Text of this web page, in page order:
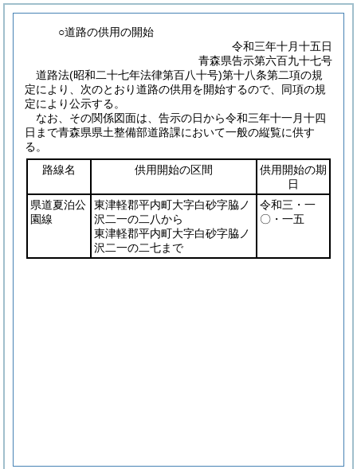
○道路の供用の開始
令和三年十月十五日
青森県告示第六百九十七号
道路法(昭和二十七年法律第百八十号)第十八条第二項の規
定により、次のとおり道路の供用を開始するので、同項の規
定により公示する。
なお、その関係図面は、告示の日から令和三年十一月十四
日まで青森県県土整備部道路課において一般の縦覧に供す
る。
路線名
供用開始の区間
供用開始の期
日
県道夏泊公
園線
東津軽郡平内町大字白砂字脇ノ
沢二一の二八から
東津軽郡平内町大字白砂字脇ノ
沢二一の二七まで
令和三・一
〇・一五